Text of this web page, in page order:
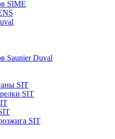
SIME
Saunier Duval
SIT
SIT
SIT